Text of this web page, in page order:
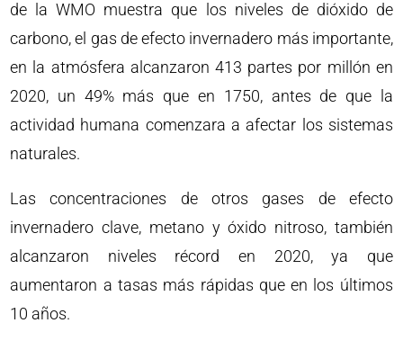
de la WMO muestra que los niveles de dióxido de
carbono, el gas de efecto invernadero más importante,
en la atmósfera alcanzaron 413 partes por millón en
2020, un 49% más que en 1750, antes de que la
actividad humana comenzara a afectar los sistemas
naturales.
Las concentraciones de otros gases de efecto
invernadero clave, metano y óxido nitroso, también
alcanzaron niveles récord en 2020, ya que
aumentaron a tasas más rápidas que en los últimos
10 años.